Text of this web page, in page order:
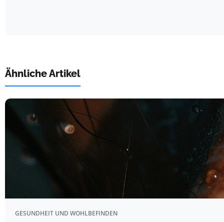
Ähnliche Artikel
GESUNDHEIT UND WOHLBEFINDEN